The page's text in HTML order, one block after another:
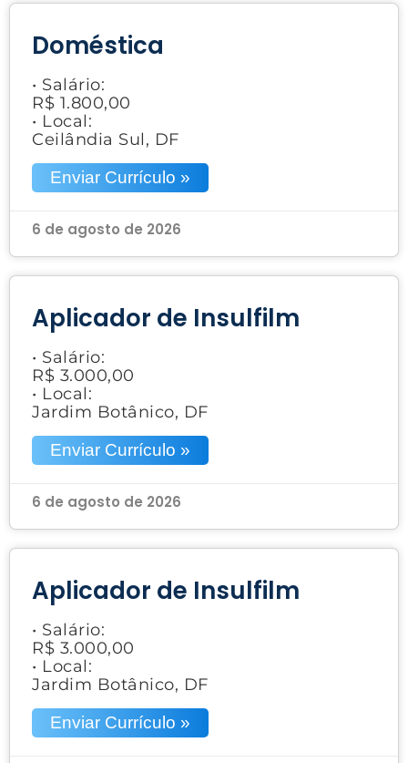
Doméstica
• Salário:
R$ 1.800,00
• Local:
Ceilândia Sul, DF
Enviar Currículo »
6 de agosto de 2026
Aplicador de Insulfilm
• Salário:
R$ 3.000,00
• Local:
Jardim Botânico, DF
Enviar Currículo »
6 de agosto de 2026
Aplicador de Insulfilm
• Salário:
R$ 3.000,00
• Local:
Jardim Botânico, DF
Enviar Currículo »